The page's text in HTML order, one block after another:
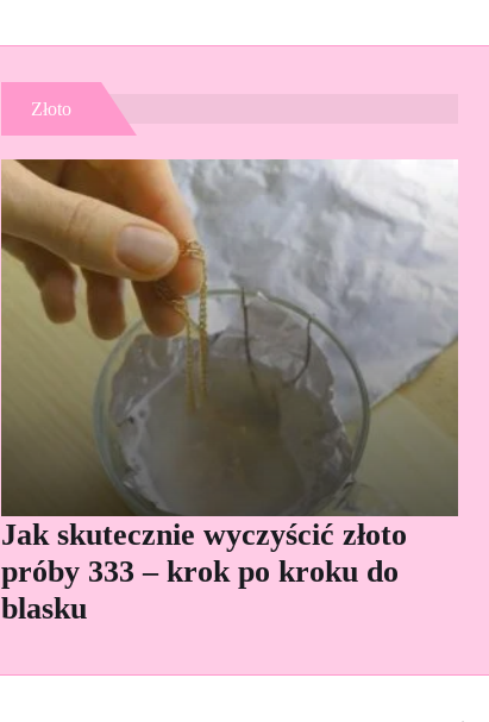
Złoto
Jak skutecznie wyczyścić złoto
próby 333 – krok po kroku do
blasku